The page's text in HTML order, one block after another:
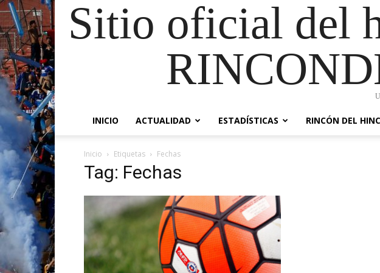
Sitio oficial del
INICIO ACTUALIDAD ESTADÍSTICAS RINCÓN DEL
Inicio Etiquetas Fechas
Tag: Fechas